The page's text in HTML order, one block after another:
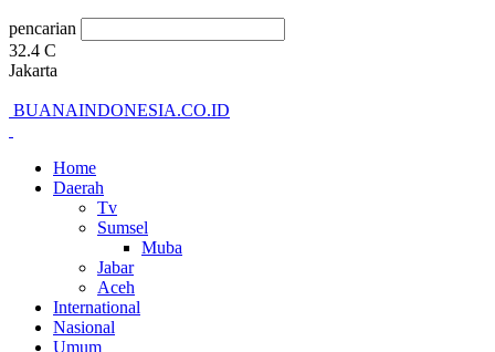
pencarian
32.4 C
Jakarta
BUANAINDONESIA.CO.ID
Home
Daerah
Tv
Sumsel
Muba
Jabar
Aceh
International
Nasional
Umum